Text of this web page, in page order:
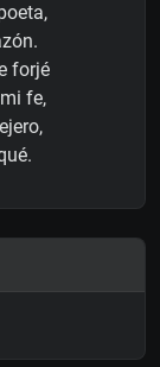
forjé
fe,